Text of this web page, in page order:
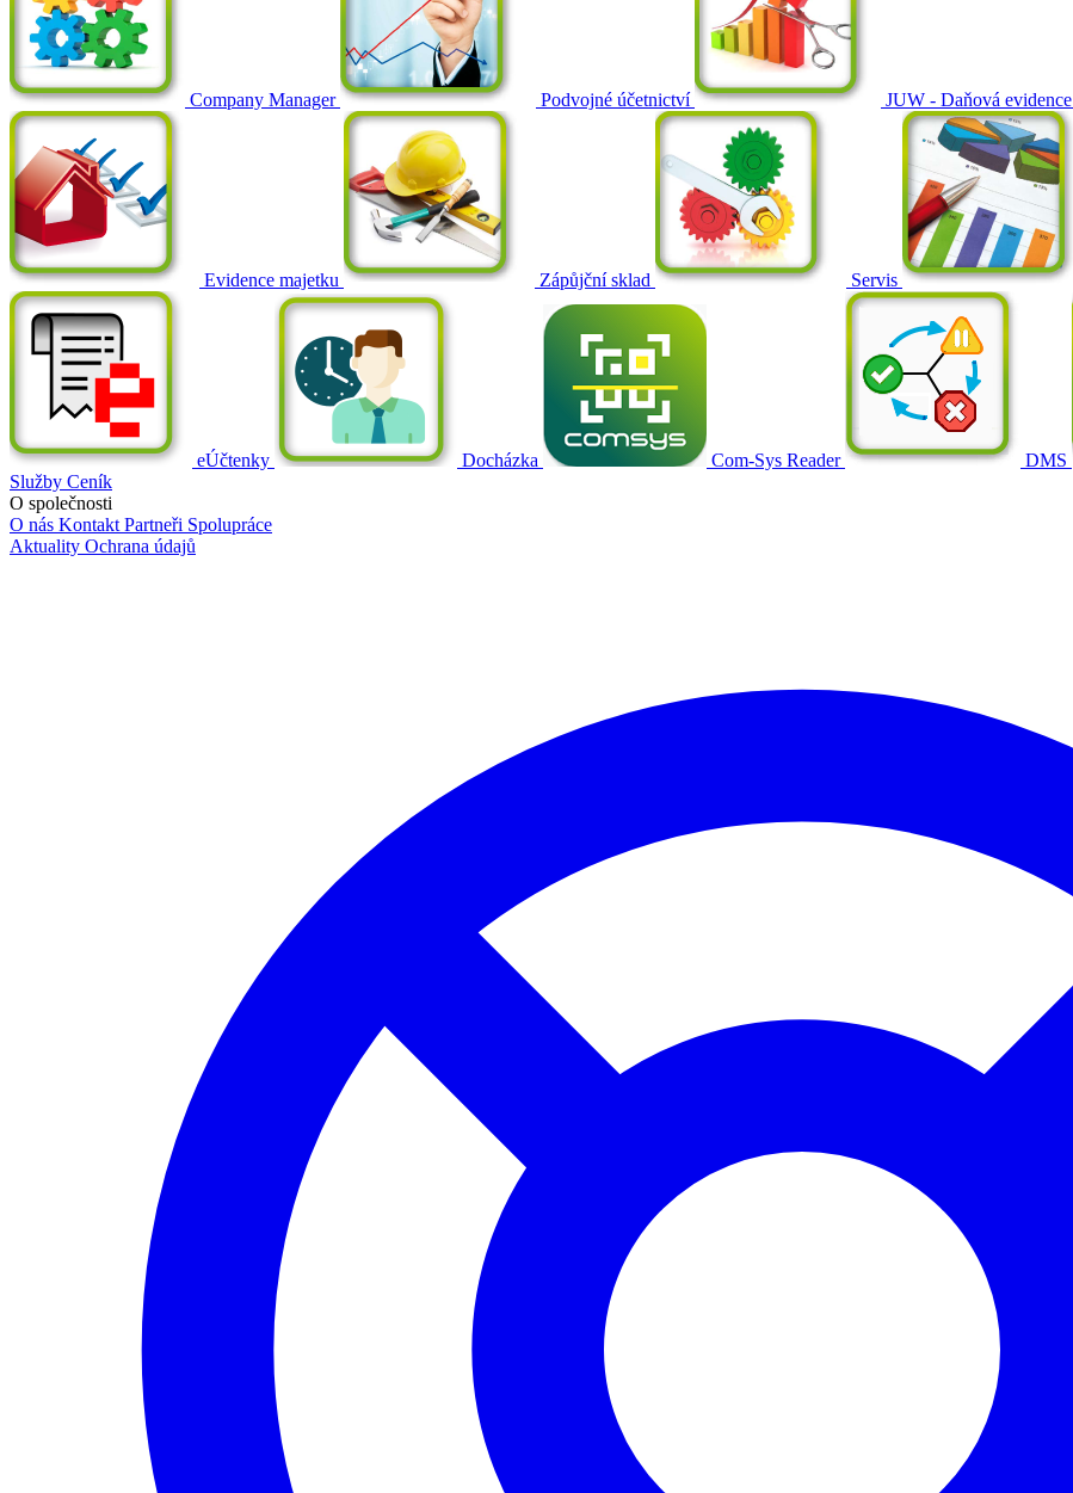
Company Manager Podvojné účetnictví JUW - Daňová evidence
Evidence majetku Zápůjční sklad Servis
eÚčtenky Docházka Com-Sys Reader DMS
Služby Ceník
O společnosti
O nás Kontakt Partneři Spolupráce
Aktuality Ochrana údajů